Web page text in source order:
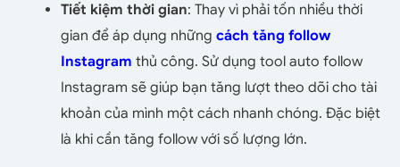
Tiết kiệm thời gian: Thay vì phải tốn nhiều thời
gian để áp dụng những cách tăng follow
Instagram thủ công. Sử dụng tool auto follow
Instagram sẽ giúp bạn tăng lượt theo dõi cho tài
khoản của mình một cách nhanh chóng. Đặc biệt
là khi cần tăng follow với số lượng lớn.